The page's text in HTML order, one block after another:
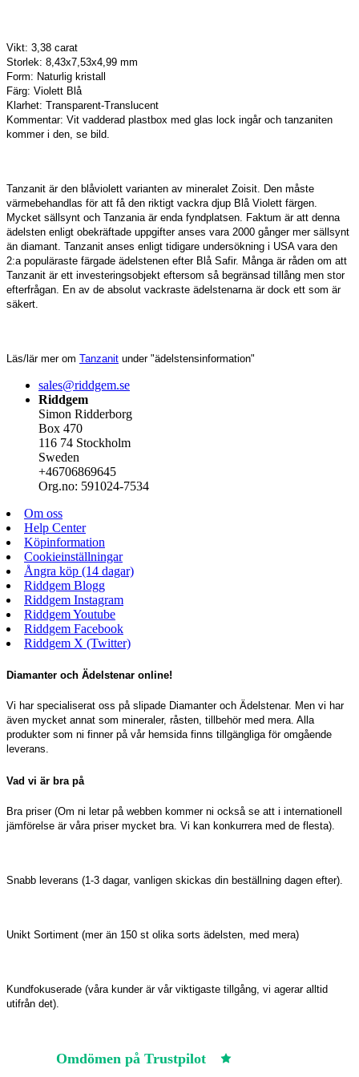
Vikt: 3,38 carat
Storlek: 8,43x7,53x4,99 mm
Form: Naturlig kristall
Färg: Violett Blå
Klarhet: Transparent-Translucent
Kommentar: Vit vadderad plastbox med glas lock ingår och tanzaniten
kommer i den, se bild.
Tanzanit är den blåviolett varianten av mineralet Zoisit. Den måste
värmebehandlas för att få den riktigt vackra djup Blå Violett färgen.
Mycket sällsynt och Tanzania är enda fyndplatsen. Faktum är att denna
ädelsten enligt obekräftade uppgifter anses vara 2000 gånger mer sällsynt
än diamant. Tanzanit anses enligt tidigare undersökning i USA vara den
2:a populäraste färgade ädelstenen efter Blå Safir. Många är råden om att
Tanzanit är ett investeringsobjekt eftersom så begränsad tillång men stor
efterfrågan. En av de absolut vackraste ädelstenarna är dock ett som är
säkert.
Läs/lär mer om Tanzanit under "ädelstensinformation"
sales@riddgem.se
Riddgem
Simon Ridderborg
Box 470
116 74 Stockholm
Sweden
+46706869645
Org.no: 591024-7534
Om oss
Help Center
Köpinformation
Cookieinställningar
Ångra köp (14 dagar)
Riddgem Blogg
Riddgem Instagram
Riddgem Youtube
Riddgem Facebook
Riddgem X (Twitter)
Diamanter och Ädelstenar online!
Vi har specialiserat oss på slipade Diamanter och Ädelstenar. Men vi har
även mycket annat som mineraler, råsten, tillbehör med mera. Alla
produkter som ni finner på vår hemsida finns tillgängliga för omgående
leverans.
Vad vi är bra på
Bra priser (Om ni letar på webben kommer ni också se att i internationell
jämförelse är våra priser mycket bra. Vi kan konkurrera med de flesta).
Snabb leverans (1-3 dagar, vanligen skickas din beställning dagen efter).
Unikt Sortiment (mer än 150 st olika sorts ädelsten, med mera)
Kundfokuserade (våra kunder är vår viktigaste tillgång, vi agerar alltid
utifrån det).
Omdömen på Trustpilot